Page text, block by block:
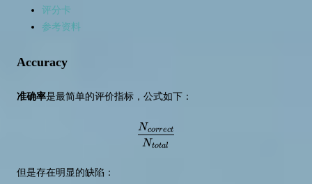
评分卡
参考资料
Accuracy
准确率是最简单的评价指标，公式如下：
\frac {N_{correct}}
Ntotal
Ncorrect
但是存在明显的缺陷：